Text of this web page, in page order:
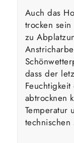
Auch das
trocken
zu
dass der
abtrocknen
Temperatur
technischen